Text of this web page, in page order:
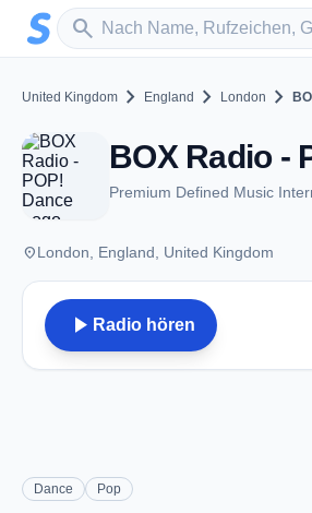
Zum Hauptinhalt springen
search
Sender suchen
United Kingdom chevron_right England chevron_right London chevron_right
Premium Defined Music
placeLondon, England, United Kingdom
play_arrow Radio hören
Dance Pop